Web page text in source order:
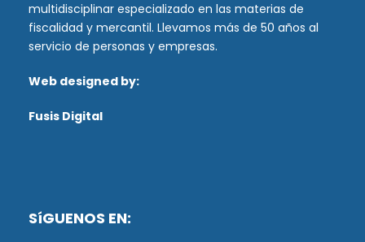
multidisciplinar especializado en las materias de
fiscalidad y mercantil. Llevamos más de 50 años al
servicio de personas y empresas.
Web designed by:
Fusis Digital
SíGUENOS EN: